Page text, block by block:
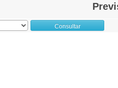
Consultar